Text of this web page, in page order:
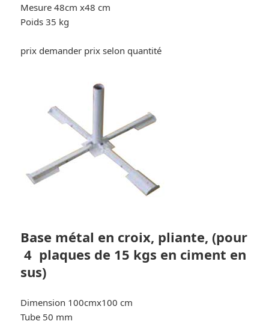
Mesure 48cm x48 cm
Poids 35 kg
prix demander prix selon quantité
Base métal en croix, pliante, (pour
4 plaques de 15 kgs en ciment en
sus)
Dimension 100cmx100 cm
Tube 50 mm